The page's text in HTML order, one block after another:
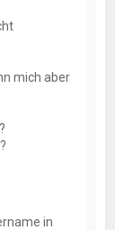
mich aber
in